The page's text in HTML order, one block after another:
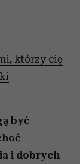
którzy cię
być
i dobrych